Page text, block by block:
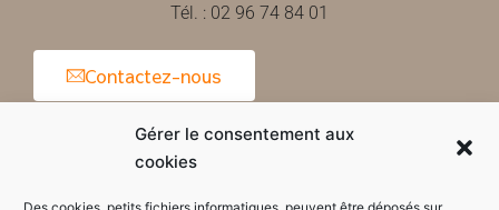
Gérer le consentement aux
cookies
Tél. : 02 96 74 84 01
Contactez-nous
Horaires d'ouverture de la mairie